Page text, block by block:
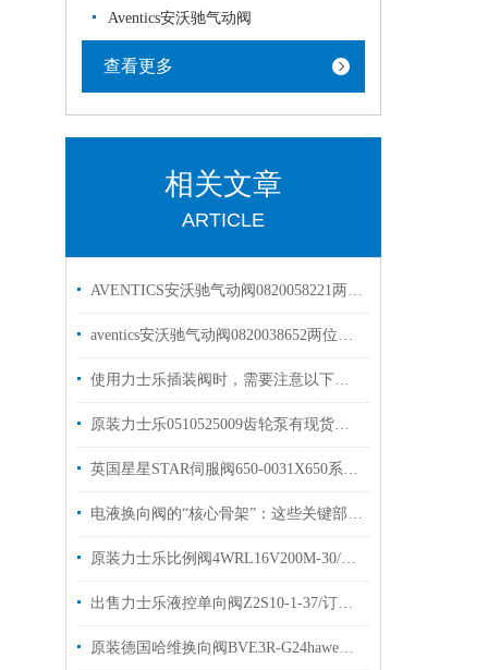
Aventics安沃驰气动阀
查看更多
相关文章
ARTICLE
AVENTICS安沃驰气动阀0820058221两位五通现货出售
aventics安沃驰气动阀0820038652两位五通换向阀
使用力士乐插装阀时，需要注意以下几个关键的事项
原装力士乐0510525009齿轮泵有现货出售1515800013
英国星星STAR伺服阀650-0031X650系列优势出售
电液换向阀的“核心骨架”：这些关键部件，决定设备运行效率！
原装力士乐比例阀4WRL16V200M-30/G24Z4/Mrexroth样本
出售力士乐液控单向阀Z2S10-1-37/订货号R900407394
原装德国哈维换向阀BVE3R-G24haweBVG3R-G24